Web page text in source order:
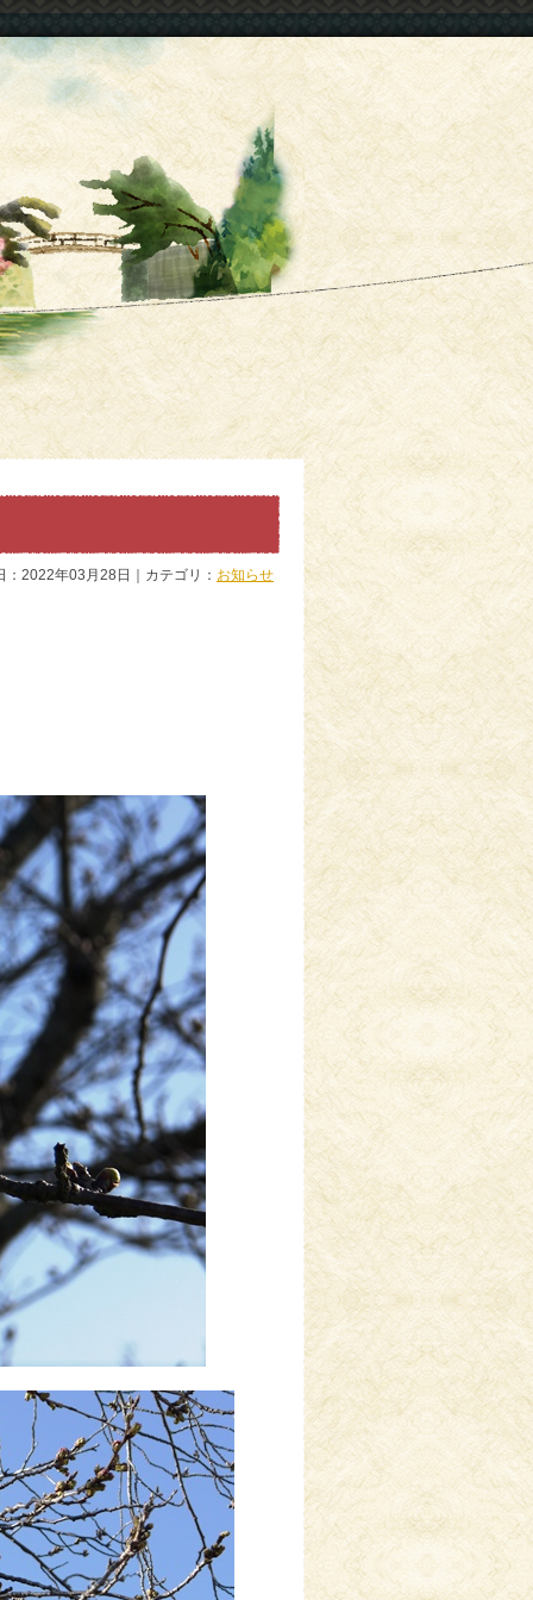
：2022年03月28日｜カテゴリ： お知らせ